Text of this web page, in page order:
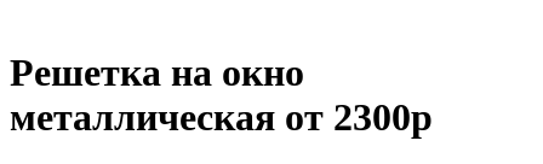
Решетка на окно
металлическая от 2300р